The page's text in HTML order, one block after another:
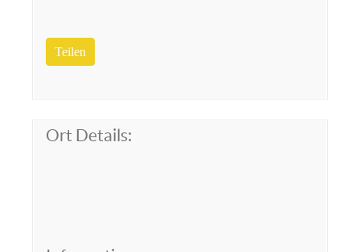
Teilen
Ort Details: